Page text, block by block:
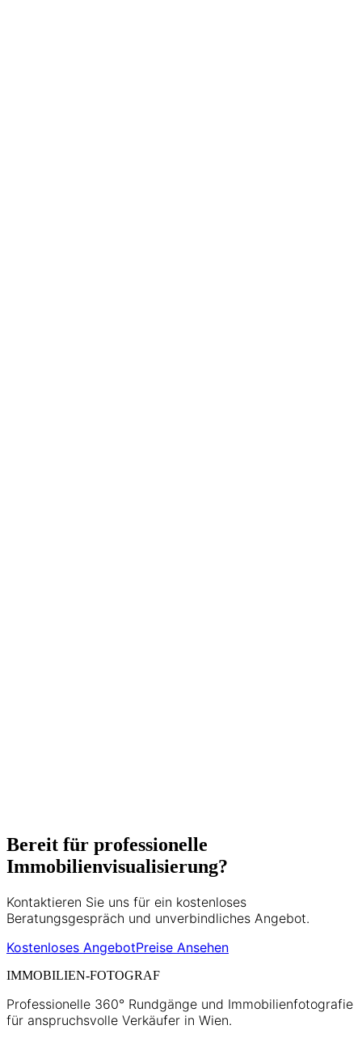
Bereit für professionelle
Immobilienvisualisierung?
Kontaktieren Sie uns für ein kostenloses
Beratungsgespräch und unverbindliches Angebot.
Kostenloses AngebotPreise Ansehen
IMMOBILIEN-FOTOGRAF
Professionelle 360° Rundgänge und Immobilienfotografie
für anspruchsvolle Verkäufer in Wien.